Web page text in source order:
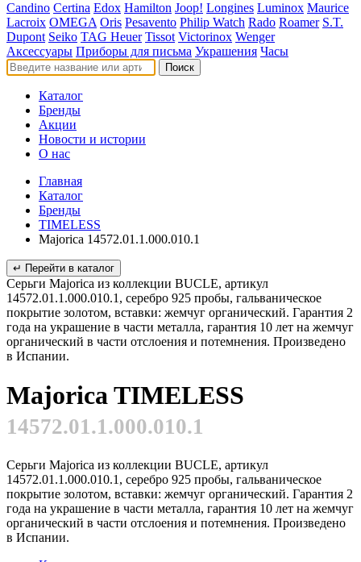
Candino Certina Edox Hamilton Joop! Longines Luminox Maurice
Lacroix OMEGA Oris Pesavento Philip Watch Rado Roamer S.T.
Dupont Seiko TAG Heuer Tissot Victorinox Wenger
Аксессуары Приборы для письма Украшения Часы
Поиск
Каталог
Бренды
Акции
Новости и истории
О нас
Главная
Каталог
Бренды
TIMELESS
Majorica 14572.01.1.000.010.1
↵ Перейти в каталог
Серьги Majorica из коллекции BUCLE, артикул
14572.01.1.000.010.1, серебро 925 пробы, гальваническое
покрытие золотом, вставки: жемчуг органический. Гарантия 2
года на украшение в части металла, гарантия 10 лет на жемчуг
органический в части отслоения и потемнения. Произведено
в Испании.
Majorica TIMELESS
14572.01.1.000.010.1
Серьги Majorica из коллекции BUCLE, артикул
14572.01.1.000.010.1, серебро 925 пробы, гальваническое
покрытие золотом, вставки: жемчуг органический. Гарантия 2
года на украшение в части металла, гарантия 10 лет на жемчуг
органический в части отслоения и потемнения. Произведено
в Испании.